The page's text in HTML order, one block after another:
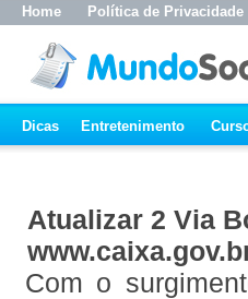
Home Política de Privacidade
Dicas Entretenimento
Atualizar 2 Via
Com o